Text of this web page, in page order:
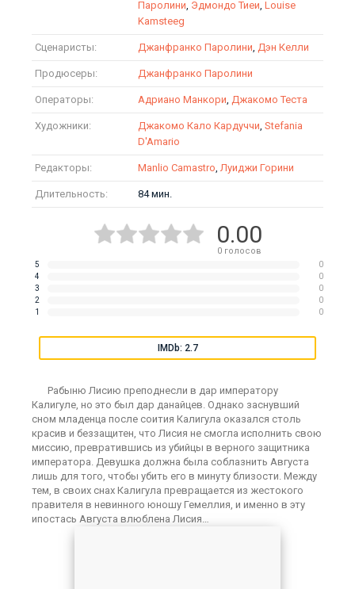
Паролини, Эдмондо Тиеи, Louise
Kamsteeg
Сценаристы: Джанфранко Паролини, Дэн Келли
Продюсеры: Джанфранко Паролини
Операторы: Адриано Манкори, Джакомо Теста
Художники: Джакомо Кало Кардуччи, Stefania
D'Amario
Редакторы: Manlio Camastro, Луиджи Горини
Длительность: 84 мин.
0.00
0голосов
5
0
4
0
3
0
2
0
1
0
IMDb: 2.7
Рабыню Лисию преподнесли в дар императору
Калигуле, но это был дар данайцев. Однако заснувший
сном младенца после соития Калигула оказался столь
красив и беззащитен, что Лисия не смогла исполнить свою
миссию, превратившись из убийцы в верного защитника
императора. Девушка должна была соблазнить Августа
лишь для того, чтобы убить его в минуту близости. Между
тем, в своих снах Калигула превращается из жестокого
правителя в невинного юношу Гемеллия, и именно в эту
ипостась Августа влюблена Лисия…